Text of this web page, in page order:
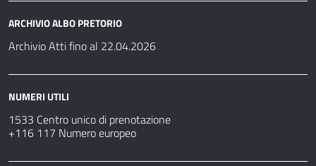
ARCHIVIO ALBO PRETORIO
Archivio Atti fino al 22.04.2026
NUMERI UTILI
1533 Centro unico di prenotazione
+116 117 Numero europeo